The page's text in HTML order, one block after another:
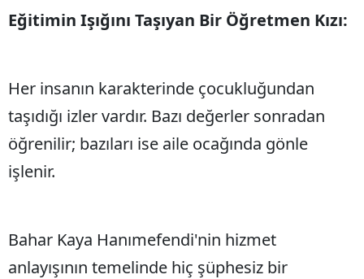
Eğitimin Işığını Taşıyan Bir Öğretmen Kızı:
Her insanın karakterinde çocukluğundan
taşıdığı izler vardır. Bazı değerler sonradan
öğrenilir; bazıları ise aile ocağında gönle
işlenir.
Bahar Kaya Hanımefendi'nin hizmet
anlayışının temelinde hiç şüphesiz bir